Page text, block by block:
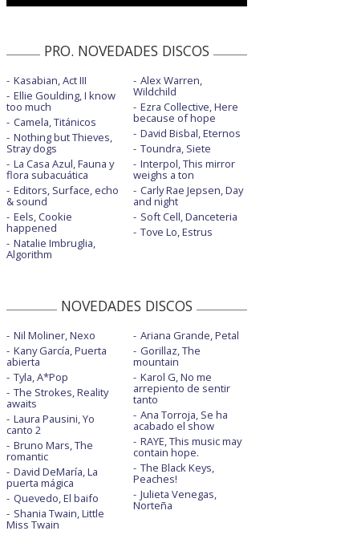
PRO. NOVEDADES DISCOS
Kasabian, Act III
Ellie Goulding, I know
too much
Camela, Titánicos
Nothing but Thieves,
Stray dogs
La Casa Azul, Fauna y
flora subacuática
Editors, Surface, echo
& sound
Eels, Cookie
happened
Natalie Imbruglia,
Algorithm
Alex Warren,
Wildchild
Ezra Collective, Here
because of hope
David Bisbal, Eternos
Toundra, Siete
Interpol, This mirror
weighs a ton
Carly Rae Jepsen, Day
and night
Soft Cell, Danceteria
Tove Lo, Estrus
NOVEDADES DISCOS
Nil Moliner, Nexo
Kany García, Puerta
abierta
Tyla, A*Pop
The Strokes, Reality
awaits
Laura Pausini, Yo
canto 2
Bruno Mars, The
romantic
David DeMaría, La
puerta mágica
Quevedo, El baifo
Shania Twain, Little
Miss Twain
Ariana Grande, Petal
Gorillaz, The
mountain
Karol G, No me
arrepiento de sentir
tanto
Ana Torroja, Se ha
acabado el show
RAYE, This music may
contain hope.
The Black Keys,
Peaches!
Julieta Venegas,
Norteña